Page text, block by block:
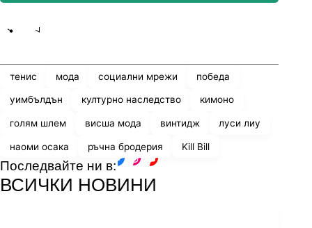
тенис мода социални мрежи победа
уимбълдън културно наследство кимоно
голям шлем висша мода винтидж луси лиу
наоми осака ръчна бродерия Kill Bill
Последвайте ни в:
ВСИЧКИ НОВИНИ